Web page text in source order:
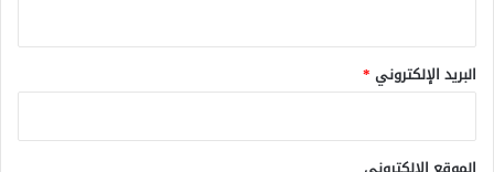
البريد الإلكتروني *